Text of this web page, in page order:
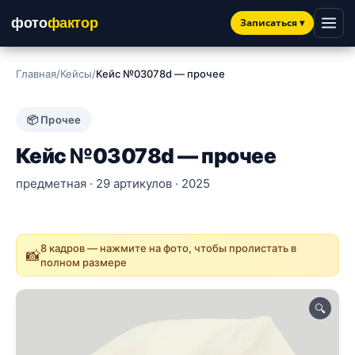
фотофактор Записаться▾
Главная/Кейсы/Кейс №03078d — прочее
📦 Прочее
Кейс №03078d — прочее
предметная · 29 артикулов · 2025
📸8 кадров — нажмите на фото, чтобы пролистать в
полном размере
🔍